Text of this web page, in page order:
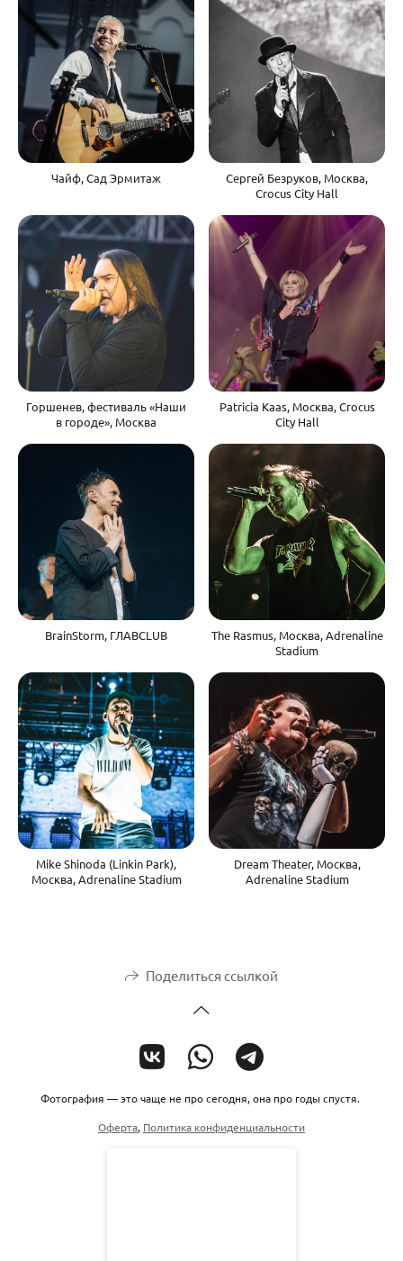
Чайф, Сад Эрмитаж
Сергей Безруков, Москва,
Crocus City Hall
Горшенев, фестиваль «Наши
в городе», Москва
Patricia Kaas, Москва, Crocus
City Hall
BrainStorm, ГЛАВCLUB
The Rasmus, Москва, Adrenaline
Stadium
Mike Shinoda (Linkin Park),
Москва, Adrenaline Stadium
Dream Theater, Москва,
Adrenaline Stadium
Поделиться ссылкой
Фотография — это чаще не про сегодня, она про годы спустя.
Оферта, Политика конфиденциальности